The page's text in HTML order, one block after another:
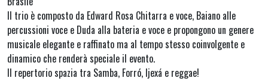
Il trio è composto da Edward Rosa Chitarra e voce, Baiano alle
percussioni voce e Duda alla bateria e voce e propongono un genere
musicale elegante e raffinato ma al tempo stesso coinvolgente e
dinamico che renderà speciale il evento.
Il repertorio spazia tra Samba, Forró, Ijexá e reggae!